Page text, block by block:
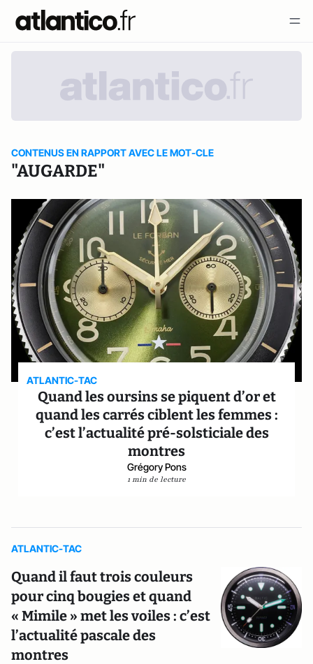
CONTENUS EN RAPPORT AVEC LE MOT-CLE
"AUGARDE"
ATLANTIC-TAC
Quand les oursins se piquent d’or et
quand les carrés ciblent les femmes :
c’est l’actualité pré-solsticiale des
montres
Grégory Pons
1 min de lecture
ATLANTIC-TAC
Quand il faut trois couleurs
pour cinq bougies et quand
« Mimile » met les voiles : c’est
l’actualité pascale des
montres